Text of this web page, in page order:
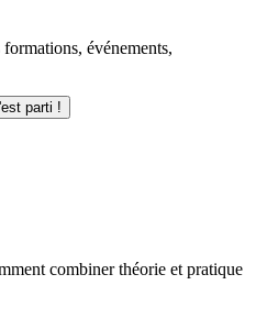
événements,
parti !
combiner théorie et pratique